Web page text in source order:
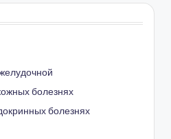
болезнях
болезнях